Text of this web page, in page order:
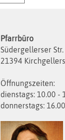
Pfarrbüro
Südergellerser Str.
21394
Öffnungszeiten:
dienstags: 10.00 -
donnerstags: